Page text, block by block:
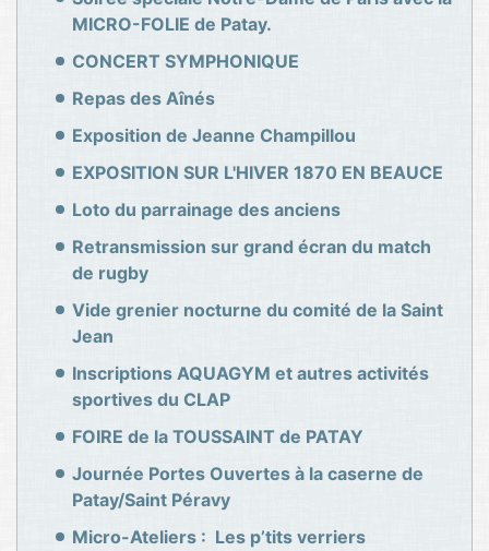
MICRO-FOLIE de Patay.
CONCERT SYMPHONIQUE
Repas des Aînés
Exposition de Jeanne Champillou
EXPOSITION SUR L'HIVER 1870 EN BEAUCE
Loto du parrainage des anciens
Retransmission sur grand écran du match
de rugby
Vide grenier nocturne du comité de la Saint
Jean
Inscriptions AQUAGYM et autres activités
sportives du CLAP
FOIRE de la TOUSSAINT de PATAY
Journée Portes Ouvertes à la caserne de
Patay/Saint Péravy
Micro-Ateliers : Les p’tits verriers